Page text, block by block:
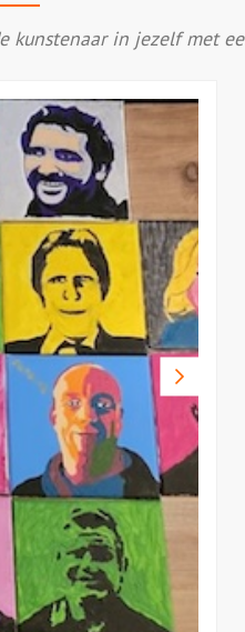
kunstenaar in jezelf met
Volgende
foto